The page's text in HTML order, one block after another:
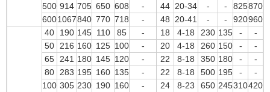
500 914 705 650 608 - 44 20-34 - - 825870
6001067840 770 718 - 48 20-41 - - 920960
40 190 145 110 85 - 18 4-18 230 135 -
-
50
216 160 125 100 - 20 4-18 260 150 -
-
65
241 180 145 120 - 22 8-18 350 180 -
-
80
283 195 160 135 - 22 8-18 500 195 -
-
100 305 230 190 160 - 24 8-23 650 245310420